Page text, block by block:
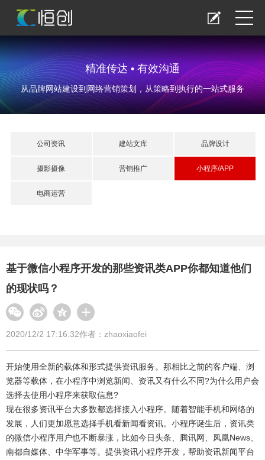
精准传达 • 有效沟通
从品牌网站建设到网络营销策划，从策略到执行的一站式服务
公司资讯 建站文库 品牌设计
摄影摄像 营销推广 小程序/APP
电商运营
基于微信小程序开发的那些资讯类APP你都知道他们
的现状吗？
作者：zhaoxiaofei
2020/12/2 17:16:32
开始使用全新的载体和形式提供资讯服务。那相比之前的客户端、浏
览器等载体，在小程序中浏览新闻、资讯又有什么不同?为什么用户会
选择去使用小程序来获取信息?
现在很多资讯平台大多数都选择接入小程序。随着智能手机和网络的
发展，人们更加愿意选择手机看新闻看资讯。小程序诞生后，资讯类
的微信小程序用户也不断暴涨，比如今日头条、腾讯网、凤凰News、
南都自媒体、中华军事等。提供资讯小程序开发，帮助资讯新闻平台